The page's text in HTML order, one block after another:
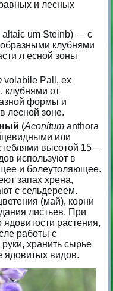
и лесных
altaic um Steinb) — с
клубнями
л есной зоны
volabile Pall, ex
клубнями от
формы и
лесной зоне.
(Aconitum anthora
или
высотой 15—
используют в
и болеутоляющее.
запах хрена,
с сельдереем.
(май), корни
листьев. При
растения,
работы с
хранить сырье
ядовитых видов.